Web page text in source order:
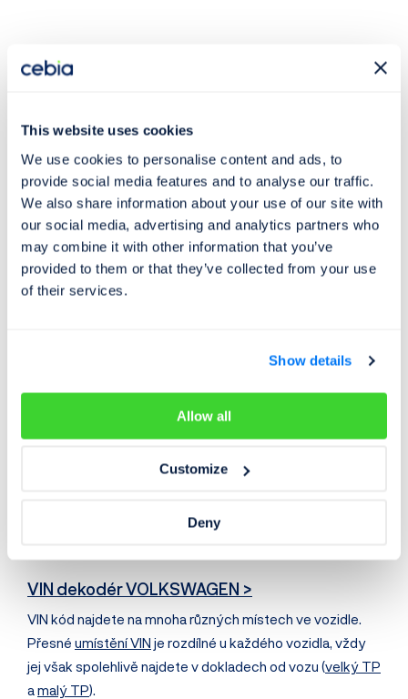
This website uses cookies
We use cookies to personalise content and ads, to
provide social media features and to analyse our traffic.
We also share information about your use of our site with
our social media, advertising and analytics partners who
may combine it with other information that you’ve
provided to them or that they’ve collected from your use
of their services.
Show details
Allow all
Customize
Deny
Tip:Chcete získat
Co to je VIN kód?
(Vehicle Identification Number) je 17místný unikátní
VIN mají nejen osobní automobily, ale také motocykly,
VIN dekodér VOLKSWAGEN >
VIN kód najdete na mnoha různých místech ve vozidle.
Přesné umístění VIN je rozdílné u každého vozidla, vždy
jej však spolehlivě najdete v dokladech od vozu (velký TP
amalý TP).